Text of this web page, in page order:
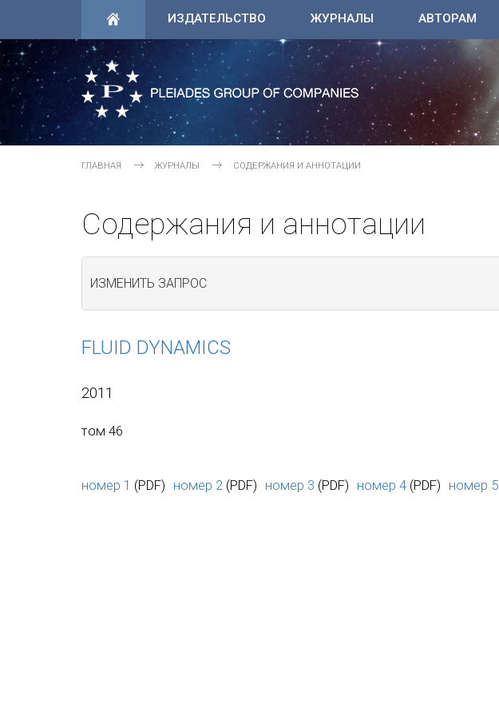
ИЗДАТЕЛЬСТВО ЖУРНАЛЫ АВТОРАМ
ГЛАВНАЯ ЖУРНАЛЫ СОДЕРЖАНИЯ И АННОТАЦИИ
Содержания и аннотации
ИЗМЕНИТЬ ЗАПРОС
FLUID DYNAMICS
2011
том 46
номер 1 (PDF) номер 2 (PDF) номер 3 (PDF) номер 4 (PDF) номер 5